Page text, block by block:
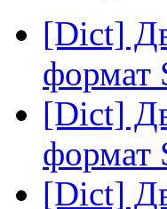
[Dict]
формат
[Dict]
формат
[Dict]